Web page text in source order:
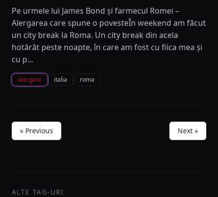
Pe urmele lui James Bond și farmecul Romei –
Alergarea care spune o povesteÎn weekend am făcut
un city break la Roma. Un city break din acela
hotărât peste noapte, în care am fost cu fiica mea și
cu p...
alergare italia roma
« Previous Next »
ALTE TAG-URI